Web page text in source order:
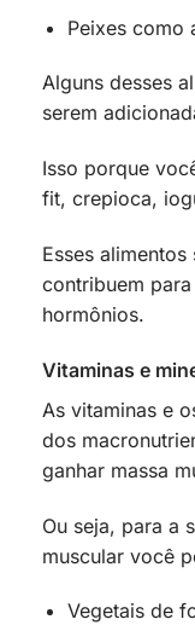
Peixes como
Alguns desses
serem
Isso porque
fit, crepioca,
Esses
contribuem
hormônios.
Vitaminas e
As vitaminas e
dos
ganhar massa
Ou seja, para a
muscular você
Vegetais de